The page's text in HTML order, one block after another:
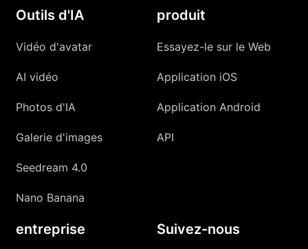
Outils d'IA
Vidéo d'avatar
AI vidéo
Photos d'IA
Galerie d'images
Seedream 4.0
Nano Banana
produit
Essayez-le sur le Web
Application iOS
Application Android
API
entreprise Suivez-nous